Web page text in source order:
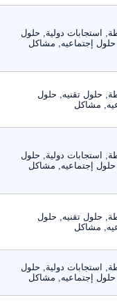
استجابات دولية, حلول
إجتماعيه, مشاكل
حلول تقنيه, حلول
مشاكل
استجابات دولية, حلول
إجتماعيه, مشاكل
حلول تقنيه, حلول
مشاكل
استجابات دولية, حلول
إجتماعيه, مشاكل